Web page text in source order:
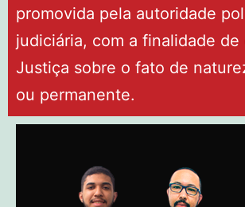
promovida pela autoridade
judiciária, com a finalidade de
Justiça sobre o fato de
ou permanente.